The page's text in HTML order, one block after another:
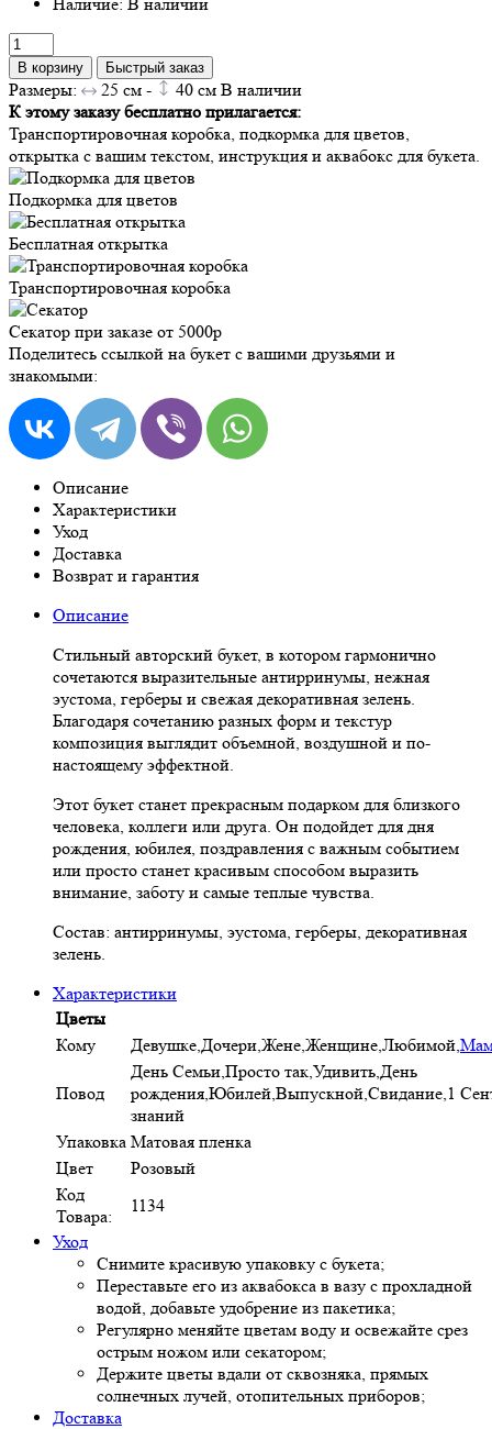
В корзину Быстрый заказ
Размеры: 25 см - 40 см В наличии
К этому заказу бесплатно прилагается:
Транспортировочная коробка, подкормка для цветов,
открытка с вашим текстом, инструкция и аквабокс для букета.
Подкормка для цветов
Бесплатная открытка
Транспортировочная коробка
Секатор при заказе от 5000р
Поделитесь ссылкой на букет с вашими друзьями и
знакомыми:
Описание
Характеристики
Уход
Доставка
Возврат и гарантия
Описание
Стильный авторский букет, в котором гармонично
сочетаются выразительные антирринумы, нежная
эустома, герберы и свежая декоративная зелень.
Благодаря сочетанию разных форм и текстур
композиция выглядит объемной, воздушной и по-
настоящему эффектной.
Этот букет станет прекрасным подарком для близкого
человека, коллеги или друга. Он подойдет для дня
рождения, юбилея, поздравления с важным событием
или просто станет красивым способом выразить
внимание, заботу и самые теплые чувства.
Состав: антирринумы, эустома, герберы, декоративная
зелень.
Характеристики
Цветы
Кому
Девушке,Дочери,Жене,Женщине,Любимой,
Повод
День Семьи,Просто так,Удивить,День
рождения,Юбилей,Выпускной,Свидание,1
знаний
Упаковка Матовая пленка
Цвет
Розовый
Код
Товара:
1134
Уход
Снимите красивую упаковку с букета;
Переставьте его из аквабокса в вазу с прохладной
водой, добавьте удобрение из пакетика;
Регулярно меняйте цветам воду и освежайте срез
острым ножом или секатором;
Держите цветы вдали от сквозняка, прямых
солнечных лучей, отопительных приборов;
Доставка